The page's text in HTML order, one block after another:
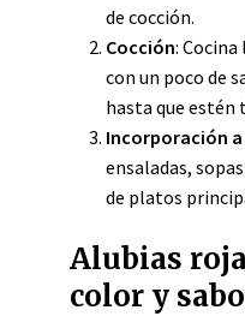
de cocción.
Cocción:
con un poco de
hasta que estén
Incorporación
ensaladas,
de platos
Alubias
color y